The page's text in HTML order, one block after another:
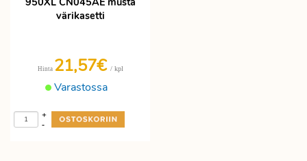
värikasetti
Varastossa
Hinta 21,57€ / kpl
-
+